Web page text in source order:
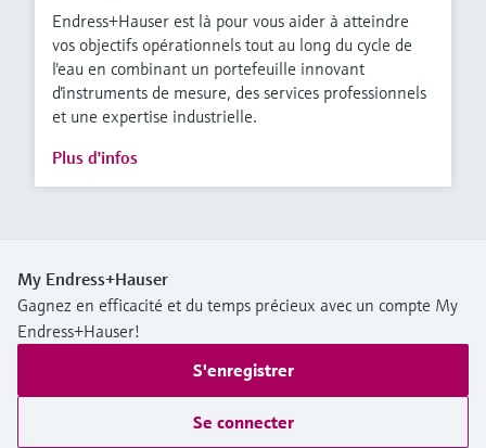
Endress+Hauser est là pour vous aider à atteindre
vos objectifs opérationnels tout au long du cycle de
l'eau en combinant un portefeuille innovant
d'instruments de mesure, des services professionnels
et une expertise industrielle.
Plus d'infos
My Endress+Hauser
Gagnez en efficacité et du temps précieux avec un compte My
Endress+Hauser!
S'enregistrer
Se connecter